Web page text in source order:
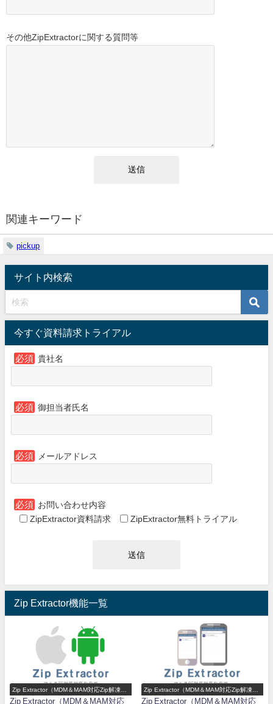
その他ZipExtractorに関する質問等
関連キーワード
pickup
サイト内検索
今すぐ資料請求トライアル
必須 貴社名
必須 御担当者氏名
必須 メールアドレス
必須 お問い合わせ内容
ZipExtractor資料請求
ZipExtractor無料トライアル
Zip Extractor機能一覧
Zip Extractor（MDM＆MAM対応Zip解凍ア
プリ）機能一覧
Zip Extractor（MDM＆MAM対応
Zip Extractor（MDM＆MAM対応Zip解凍ア
プリ）機能一覧
Zip Extractor（MDM＆MAM対応